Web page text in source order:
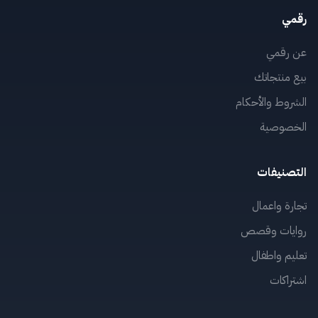
رقمي
عن رقمي
بيع منتجاتك
الشروط والأحكام
الخصوصية
التصنيفات
تجارة واعمال
روايات وقصص
تعليم واطفال
اشتراكات